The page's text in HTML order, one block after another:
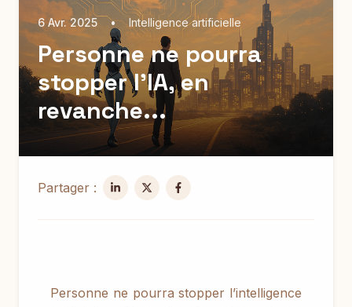
6 Avr. 2025 • Intelligence artificielle
Personne ne pourra
stopper l’IA, en
revanche...
Partager :
Personne ne pourra stopper l’intelligence